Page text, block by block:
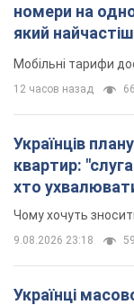
номери на
який
Мобільні тарифи
12 часов назад
Українців
квартир:
хто
знесення
Чому хочуть
9.08.2026 23:18
Українці